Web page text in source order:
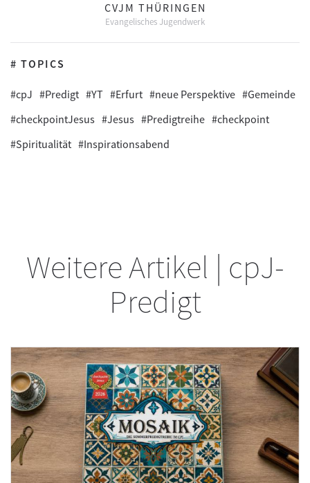
# TOPICS
#cpJ #Predigt #YT #Erfurt #neue Perspektive #Gemeinde
#checkpointJesus #Jesus #Predigtreihe #checkpoint
#Spiritualität #Inspirationsabend
CVJM THÜRINGEN
Evangelisches Jugendwerk
Weitere Artikel | cpJ-
Predigt